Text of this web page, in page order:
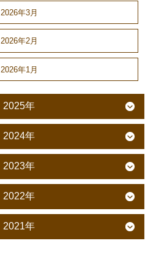
2026年3月
2026年2月
2026年1月
2025年
2024年
2023年
2022年
2021年